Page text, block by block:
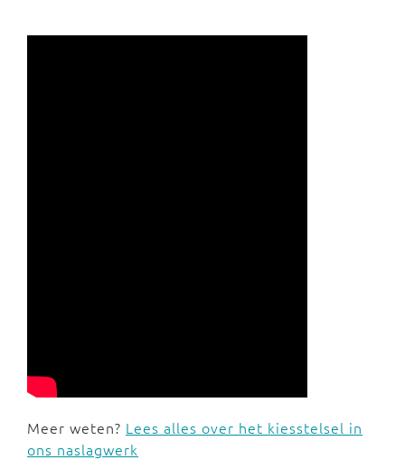
Meer weten? Lees alles over het kiesstelsel in
ons naslagwerk